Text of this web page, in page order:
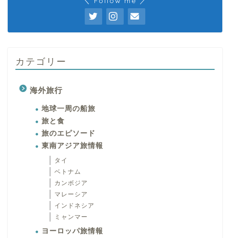
カテゴリー
海外旅行
地球一周の船旅
旅と食
旅のエピソード
東南アジア旅情報
タイ
ベトナム
カンボジア
マレーシア
インドネシア
ミャンマー
ヨーロッパ旅情報